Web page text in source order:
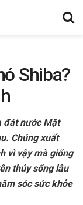
Shiba?
đát nước Mặt
Chúng xuất
vì vậy mà giống
thủy sống lâu
sóc sức khỏe